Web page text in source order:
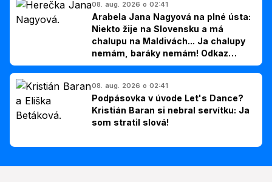
08. aug. 2026 o 02:41
Arabela Jana Nagyová na plné ústa:
Niekto žije na Slovensku a má
chalupu na Maldivách... Ja chalupy
nemám, baráky nemám! Odkaz
Slovákom
08. aug. 2026 o 02:41
Podpásovka v úvode Let's Dance?
Kristián Baran si nebral servítku: Ja
som stratil slová!